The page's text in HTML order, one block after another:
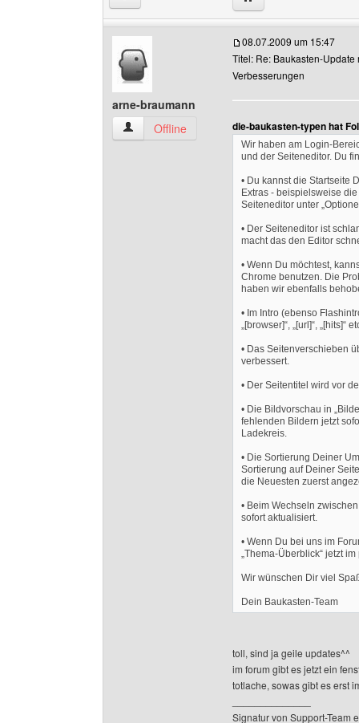
arne-braumann
arne-braumann Benutzer-Profile anzeigen
Offline
08.07.2009 um 15:47
Titel: Re: Baukasten-Update
Verbesserungen
die-baukasten-typen hat
Wir haben am Login-
und der Seiteneditor. Du
• Du kannst die Startseite
Extras - beispielsweise
Seiteneditor unter
• Der Seiteneditor ist
macht das den Editor
• Wenn Du möchtest,
Chrome benutzen. Die
haben wir ebenfalls
• Im Intro (ebenso
„[browser]“, „[url]“, „[hits]“
• Das Seitenverschieben
verbessert.
• Der Seitentitel wird vor
• Die Bildvorschau in
fehlenden Bildern jetzt
Ladekreis.
• Die Sortierung Deiner
Sortierung auf Deiner
die Neuesten zuerst
• Beim Wechseln
sofort aktualisiert.
• Wenn Du bei uns im
„Thema-Überblick“ jetzt
Wir wünschen Dir viel
Dein Baukasten-Team
toll, sind ja geile updates^^
im forum gibt es jetzt ein
totlache, sowas gibt es erst
Signatur von Support-Team